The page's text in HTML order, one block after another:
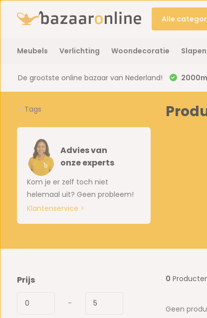
Alle
Meubels Verlichting Woondecoratie Slapen
De grootste online bazaar van Nederland!
Tags
Advies van
onze experts
Kom je er zelf toch niet
helemaal uit? Geen probleem!
Klantenservice >
Prijs
-
0
Geen